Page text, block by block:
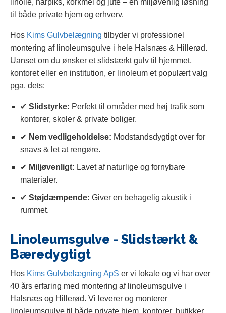
linolie, harpiks, korkmel og jute – en miljøvenlig løsning
til både private hjem og erhverv.
Hos Kims Gulvbelægning tilbyder vi professionel
montering af linoleumsgulve i hele Halsnæs & Hillerød.
Uanset om du ønsker et slidstærkt gulv til hjemmet,
kontoret eller en institution, er linoleum et populært valg
pga. dets:
✔ Slidstyrke: Perfekt til områder med høj trafik som
kontorer, skoler & private boliger.
✔ Nem vedligeholdelse: Modstandsdygtigt over for
snavs & let at rengøre.
✔ Miljøvenligt: Lavet af naturlige og fornybare
materialer.
✔ Støjdæmpende: Giver en behagelig akustik i
rummet.
Linoleumsgulve - Slidstærkt &
Bæredygtigt
Hos Kims Gulvbelægning ApS er vi lokale og vi har over
40 års erfaring med montering af linoleumsgulve i
Halsnæs og Hillerød. Vi leverer og monterer
linoleumsgulve til både private hjem, kontorer, butikker,